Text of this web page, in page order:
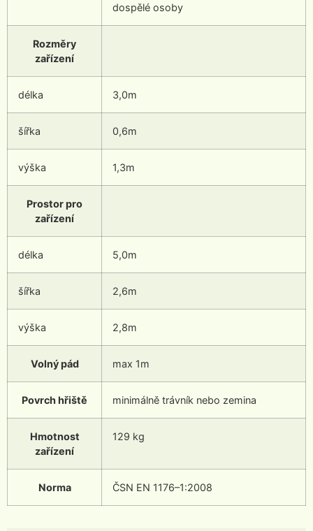
dospělé osoby
Rozměry
zařízení
délka 3,0m
šířka 0,6m
výška 1,3m
Prostor pro
zařízení
délka 5,0m
šířka 2,6m
výška 2,8m
Volný pád max 1m
Povrch hřiště minimálně trávník nebo zemina
Hmotnost
zařízení
129 kg
Norma ČSN EN 1176–1:2008